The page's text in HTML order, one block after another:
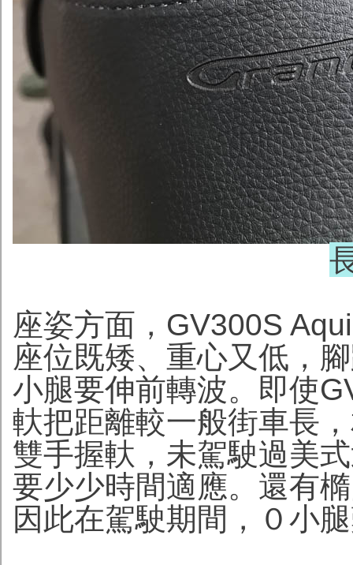
座姿方面，GV300S
座位既矮、重心又低，
小腿要伸前轉波。即使
軑把距離較一般街車長
雙手握軑，未駕駛過美
要少少時間適應。還有
因此在駕駛期間，０小